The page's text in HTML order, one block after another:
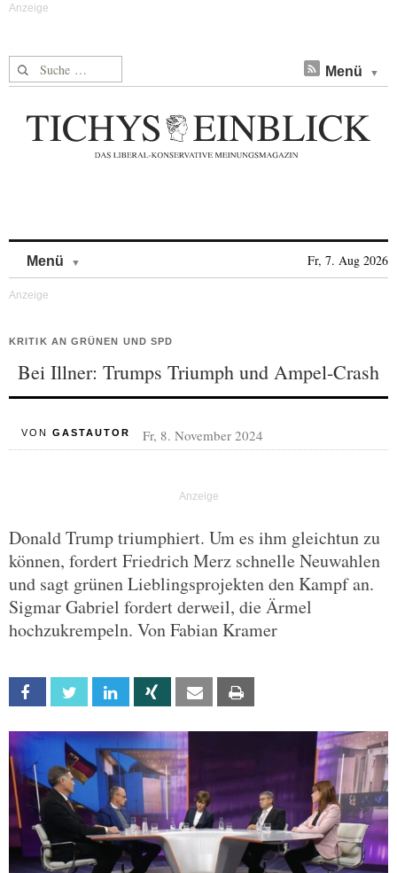
Suche nach: Menü
Menü Fr, 7. Aug 2026
KRITIK AN GRÜNEN UND SPD
Bei Illner: Trumps Triumph und Ampel-Crash
VON GASTAUTOR Fr, 8. November 2024
Donald Trump triumphiert. Um es ihm gleichtun zu
können, fordert Friedrich Merz schnelle Neuwahlen
und sagt grünen Lieblingsprojekten den Kampf an.
Sigmar Gabriel fordert derweil, die Ärmel
hochzukrempeln. Von Fabian Kramer
Facebook Twitter Linkedin Xing Email